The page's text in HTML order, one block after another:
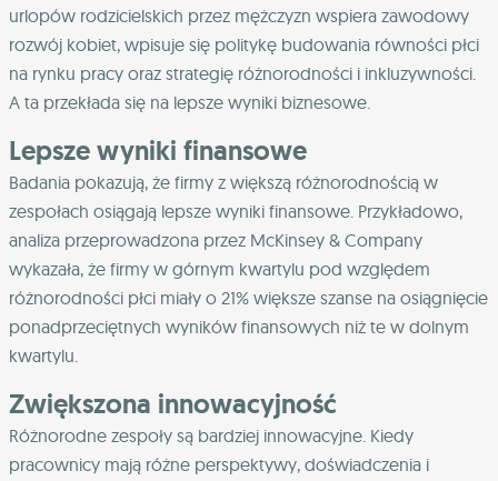
urlopów rodzicielskich przez mężczyzn wspiera zawodowy
rozwój kobiet, wpisuje się politykę budowania równości płci
na rynku pracy oraz strategię różnorodności i inkluzywności.
A ta przekłada się na lepsze wyniki biznesowe.
Lepsze wyniki finansowe
Badania pokazują, że firmy z większą różnorodnością w
zespołach osiągają lepsze wyniki finansowe. Przykładowo,
analiza przeprowadzona przez McKinsey & Company
wykazała, że firmy w górnym kwartylu pod względem
różnorodności płci miały o 21% większe szanse na osiągnięcie
ponadprzeciętnych wyników finansowych niż te w dolnym
kwartylu.
Zwiększona innowacyjność
Różnorodne zespoły są bardziej innowacyjne. Kiedy
pracownicy mają różne perspektywy, doświadczenia i